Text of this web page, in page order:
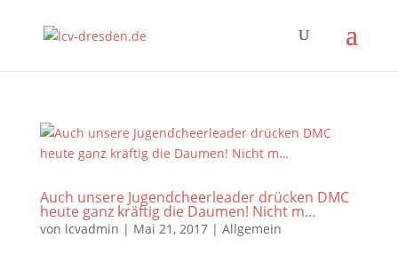
Auch unsere Jugendcheerleader drücken DMC
heute ganz kräftig die Daumen! Nicht m…
von lcvadmin | Mai 21, 2017| Allgemein